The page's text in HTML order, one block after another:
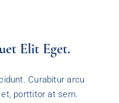
Elit Eget.
Curabitur arcu
porttitor at sem.